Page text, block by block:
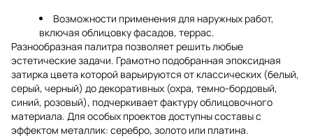
Возможности применения для наружных работ,
включая облицовку фасадов, террас.
Разнообразная палитра позволяет решить любые
эстетические задачи. Грамотно подобранная эпоксидная
затирка цвета которой варьируются от классических (белый,
серый, черный) до декоративных (охра, темно-бордовый,
синий, розовый), подчеркивает фактуру облицовочного
материала. Для особых проектов доступны составы с
эффектом металлик: серебро, золото или платина.